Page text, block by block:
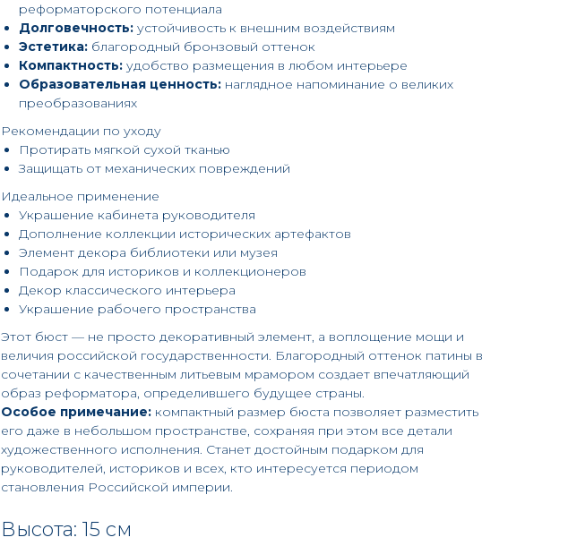
реформаторского потенциала
Долговечность: устойчивость к внешним воздействиям
Эстетика: благородный бронзовый оттенок
Компактность: удобство размещения в любом интерьере
Образовательная ценность: наглядное напоминание о великих
преобразованиях
Рекомендации по уходу
Протирать мягкой сухой тканью
Защищать от механических повреждений
Идеальное применение
Украшение кабинета руководителя
Дополнение коллекции исторических артефактов
Элемент декора библиотеки или музея
Подарок для историков и коллекционеров
Декор классического интерьера
Украшение рабочего пространства
Этот бюст — не просто декоративный элемент, а воплощение мощи и
величия российской государственности. Благородный оттенок патины в
сочетании с качественным литьевым мрамором создает впечатляющий
образ реформатора, определившего будущее страны.
Особое примечание: компактный размер бюста позволяет разместить
его даже в небольшом пространстве, сохраняя при этом все детали
художественного исполнения. Станет достойным подарком для
руководителей, историков и всех, кто интересуется периодом
становления Российской империи.
Высота: 15 см